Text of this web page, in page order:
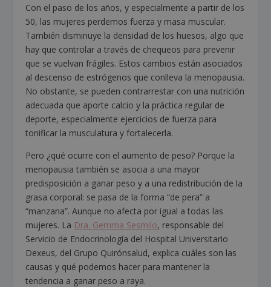
Con el paso de los años, y especialmente a partir de los
50, las mujeres perdemos fuerza y masa muscular.
También disminuye la densidad de los huesos, algo que
hay que controlar a través de chequeos para prevenir
que se vuelvan frágiles. Estos cambios están asociados
al descenso de estrógenos que conlleva la menopausia.
No obstante, se pueden contrarrestar con una nutrición
adecuada que aporte calcio y la práctica regular de
deporte, especialmente ejercicios de fuerza para
tonificar la musculatura y fortalecerla.
Pero ¿qué ocurre con el aumento de peso? Porque la
menopausia también se asocia a una mayor
predisposición a ganar peso y a una redistribución de la
grasa corporal: se pasa de la forma “de pera” a
“manzana”. Aunque no afecta por igual a todas las
mujeres. La Dra. Gemma Sesmilo, responsable del
Servicio de Endocrinología del Hospital Universitario
Dexeus, del Grupo Quirónsalud, explica cuáles son las
causas y qué podemos hacer para mantener la
tendencia a ganar peso a raya.